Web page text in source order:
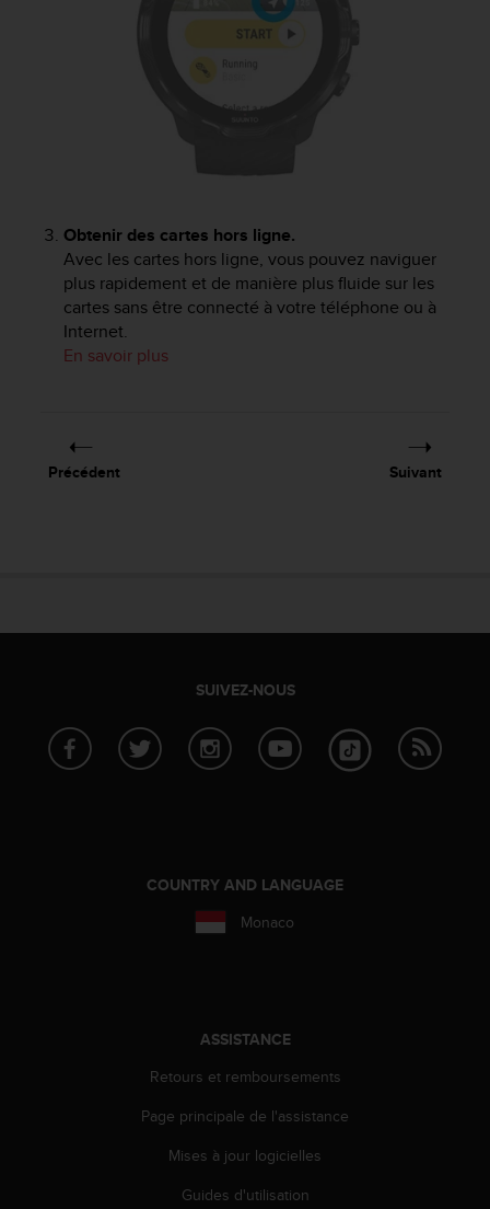
Obtenir des cartes hors ligne.
Avec les cartes hors ligne, vous pouvez naviguer
plus rapidement et de manière plus fluide sur les
cartes sans être connecté à votre téléphone ou à
Internet.
En savoir plus
Précédent Suivant
SUIVEZ-NOUS
COUNTRY AND LANGUAGE
Monaco
ASSISTANCE
Retours et remboursements
Page principale de l'assistance
Mises à jour logicielles
Guides d'utilisation